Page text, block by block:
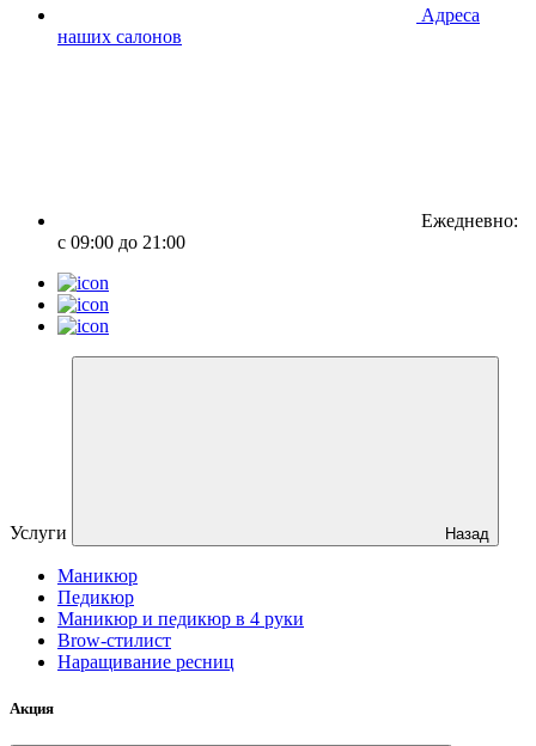
Адреса
наших салонов
Ежедневно:
с 09:00 до 21:00
Услуги Назад
Маникюр
Педикюр
Маникюр и педикюр в 4 руки
Brow-стилист
Наращивание ресниц
Акция